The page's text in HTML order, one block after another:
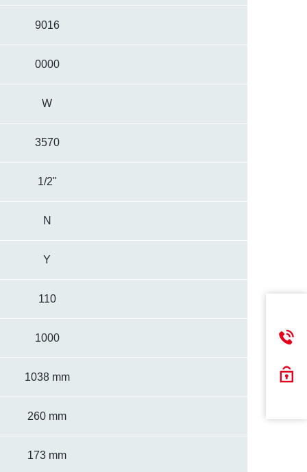
9016
0000
W
3570
1/2"
N
Y
110
1000
1038 mm
260 mm
173 mm